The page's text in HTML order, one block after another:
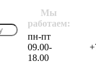
Мы
работаем:
пн-пт
09.00-
18.00